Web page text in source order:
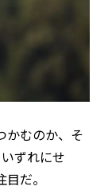
かむのか、そ
ずれにせ
だ。